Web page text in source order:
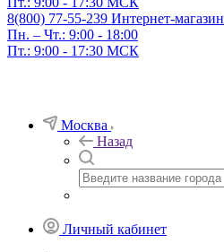
8(800) 77-55-239 Интернет-магазин
Пн. – Чт.: 9:00 - 18:00
Пт.: 9:00 - 17:30 МСК
Москва
Назад
Личный кабинет